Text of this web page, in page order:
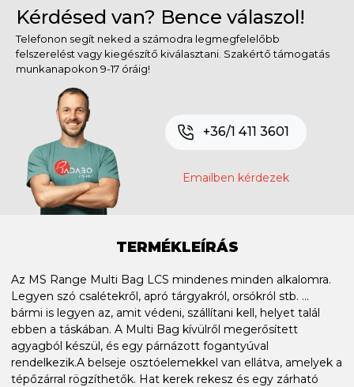
Kérdésed van? Bence válaszol!
Telefonon segít neked a számodra legmegfelelőbb
felszerelést vagy kiegészítő kiválasztani. Szakértő támogatás
munkanapokon 9-17 óráig!
+36/1 411 3601
Emailben kérdezek
TERMÉKLEÍRÁS
Az MS Range Multi Bag LCS mindenes minden alkalomra.
Legyen szó csalétekről, apró tárgyakról, orsókról stb. ...
bármi is legyen az, amit védeni, szállítani kell, helyet talál
ebben a táskában. A Multi Bag kívülről megerősített
agyagból készül, és egy párnázott fogantyúval
rendelkezik.A belseje osztóelemekkel van ellátva, amelyek a
tépőzárral rögzíthetők. Hat kerek rekesz és egy zárható